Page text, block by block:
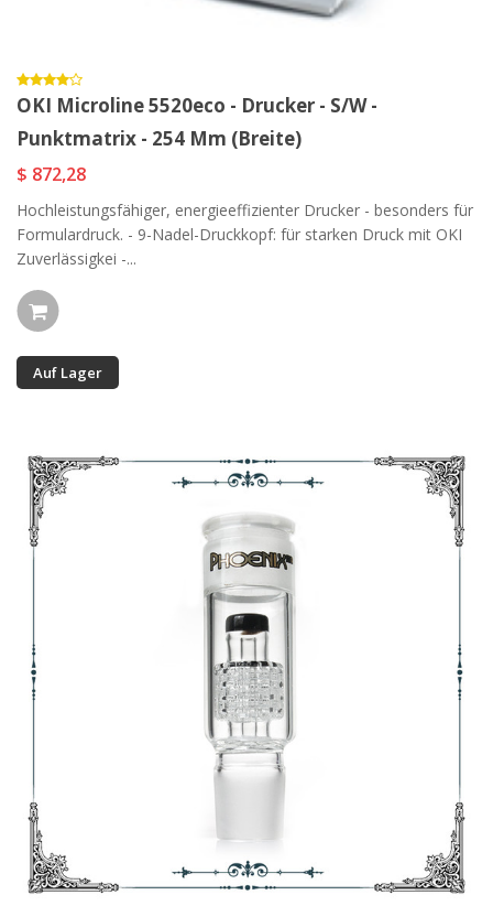
OKI Microline 5520eco - Drucker - S/w -
Punktmatrix - 254 Mm (Breite)
$ 872,28
Hochleistungsfähiger, energieeffizienter Drucker - besonders für
Formulardruck. - 9-Nadel-Druckkopf: für starken Druck mit OKI
Zuverlässigkei -...
Auf Lager